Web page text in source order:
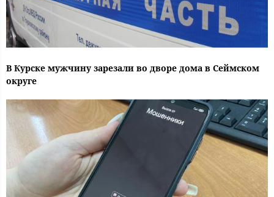
В Курске мужчину зарезали во дворе дома в Сеймском
округе